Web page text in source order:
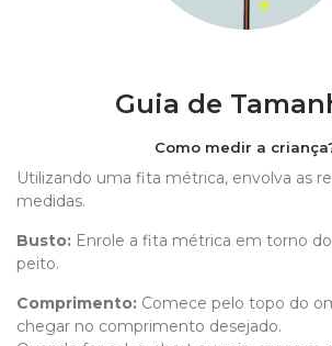
Guia de
Como medir a
Utilizando uma fita métrica, envolva as
medidas.
Busto: Enrole a fita métrica em torno
peito.
Comprimento: Comece pelo topo do
chegar no comprimento desejado.